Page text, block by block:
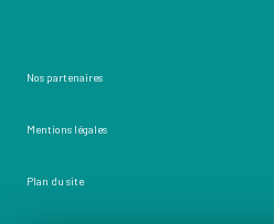
Nos partenaires
Mentions légales
Plan du site